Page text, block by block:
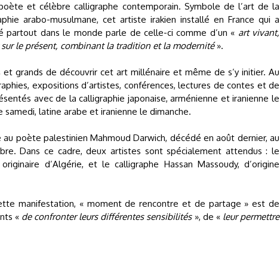
et célèbre calligraphe contemporain. Symbole de l’art de la
arabo-musulmane, cet artiste irakien installé en France qui a
partout dans le monde parle de celle-ci comme d’un « art vivant,
le présent, combinant la tradition et la modernité».
grands de découvrir cet art millénaire et même de s’y initier. Au
expositions d’artistes, conférences, lectures de contes et de
avec de la calligraphie japonaise, arménienne et iranienne le
latine arabe et iranienne le dimanche.
poète palestinien Mahmoud Darwich, décédé en août dernier, au
Dans ce cadre, deux artistes sont spécialement attendus : le
d’Algérie, et le calligraphe Hassan Massoudy, d’origine
manifestation, « moment de rencontre et de partage » est de
« de confronter leurs différentes sensibilités», de « leur permettre